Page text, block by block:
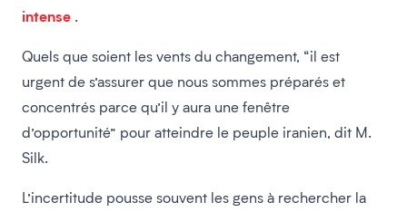
intense .
Quels que soient les vents du changement, “il est
urgent de s’assurer que nous sommes préparés et
concentrés parce qu’il y aura une fenêtre
d’opportunité” pour atteindre le peuple iranien, dit M.
Silk.
L’incertitude pousse souvent les gens à rechercher la